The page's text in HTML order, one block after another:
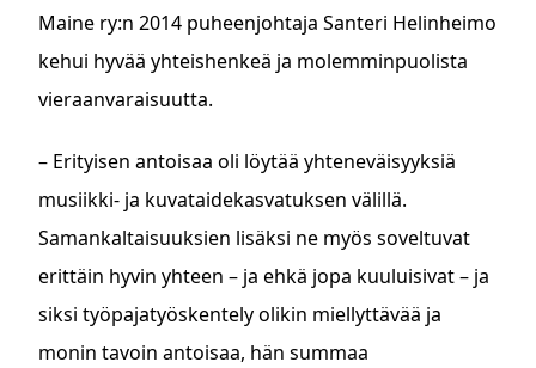
Maine ry:n 2014 puheenjohtaja Santeri Helinheimo
kehui hyvää yhteishenkeä ja molemminpuolista
vieraanvaraisuutta.
– Erityisen antoisaa oli löytää yhteneväisyyksiä
musiikki- ja kuvataidekasvatuksen välillä.
Samankaltaisuuksien lisäksi ne myös soveltuvat
erittäin hyvin yhteen – ja ehkä jopa kuuluisivat – ja
siksi työpajatyöskentely olikin miellyttävää ja
monin tavoin antoisaa, hän summaa